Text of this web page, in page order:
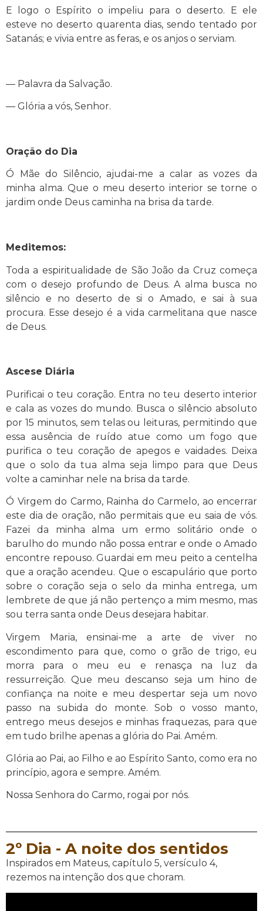
E logo o Espírito o impeliu para o deserto. E ele
esteve no deserto quarenta dias, sendo tentado por
Satanás; e vivia entre as feras, e os anjos o serviam.
— Palavra da Salvação.
— Glória a vós, Senhor.
Oração do Dia
Ó Mãe do Silêncio, ajudai-me a calar as vozes da
minha alma. Que o meu deserto interior se torne o
jardim onde Deus caminha na brisa da tarde.
Meditemos:
Toda a espiritualidade de São João da Cruz começa
com o desejo profundo de Deus. A alma busca no
silêncio e no deserto de si o Amado, e sai à sua
procura. Esse desejo é a vida carmelitana que nasce
de Deus.
Ascese Diária
Purificai o teu coração. Entra no teu deserto interior
e cala as vozes do mundo. Busca o silêncio absoluto
por 15 minutos, sem telas ou leituras, permitindo que
essa ausência de ruído atue como um fogo que
purifica o teu coração de apegos e vaidades. Deixa
que o solo da tua alma seja limpo para que Deus
volte a caminhar nele na brisa da tarde.
Ó Virgem do Carmo, Rainha do Carmelo, ao encerrar
este dia de oração, não permitais que eu saia de vós.
Fazei da minha alma um ermo solitário onde o
barulho do mundo não possa entrar e onde o Amado
encontre repouso. Guardai em meu peito a centelha
que a oração acendeu. Que o escapulário que porto
sobre o coração seja o selo da minha entrega, um
lembrete de que já não pertenço a mim mesmo, mas
sou terra santa onde Deus desejara habitar.
Virgem Maria, ensinai-me a arte de viver no
escondimento para que, como o grão de trigo, eu
morra para o meu eu e renasça na luz da
ressurreição. Que meu descanso seja um hino de
confiança na noite e meu despertar seja um novo
passo na subida do monte. Sob o vosso manto,
entrego meus desejos e minhas fraquezas, para que
em tudo brilhe apenas a glória do Pai. Amém.
Glória ao Pai, ao Filho e ao Espírito Santo, como era no
princípio, agora e sempre. Amém.
Nossa Senhora do Carmo, rogai por nós.
2º Dia - A noite dos sentidos
Inspirados em Mateus, capítulo 5, versículo 4,
rezemos na intenção dos que choram.